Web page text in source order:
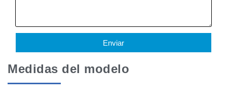
Enviar
Medidas del modelo